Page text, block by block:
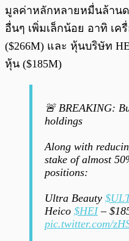
มูลค่าหลักหลายหมื่นล้าน
อื่นๆ เพิ่มเล็กน้อย อาทิ เค
($266M) และ หุ้นบริษัท
หุ้น ($185M)
🚨 BREAKING:
holdings
Along with
stake of almost
positions:
Ultra Beauty
Heico $HEI–
pic.twitter.com/